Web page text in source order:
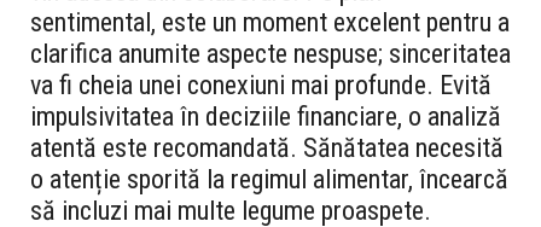
sentimental, este un moment excelent pentru a
clarifica anumite aspecte nespuse; sinceritatea
va fi cheia unei conexiuni mai profunde. Evită
impulsivitatea în deciziile financiare, o analiză
atentă este recomandată. Sănătatea necesită
o atenție sporită la regimul alimentar, încearcă
să incluzi mai multe legume proaspete.